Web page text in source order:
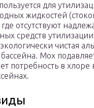
для
жидкостей
отсутствуют
средств
чистая
Мох
потребность в хлоре